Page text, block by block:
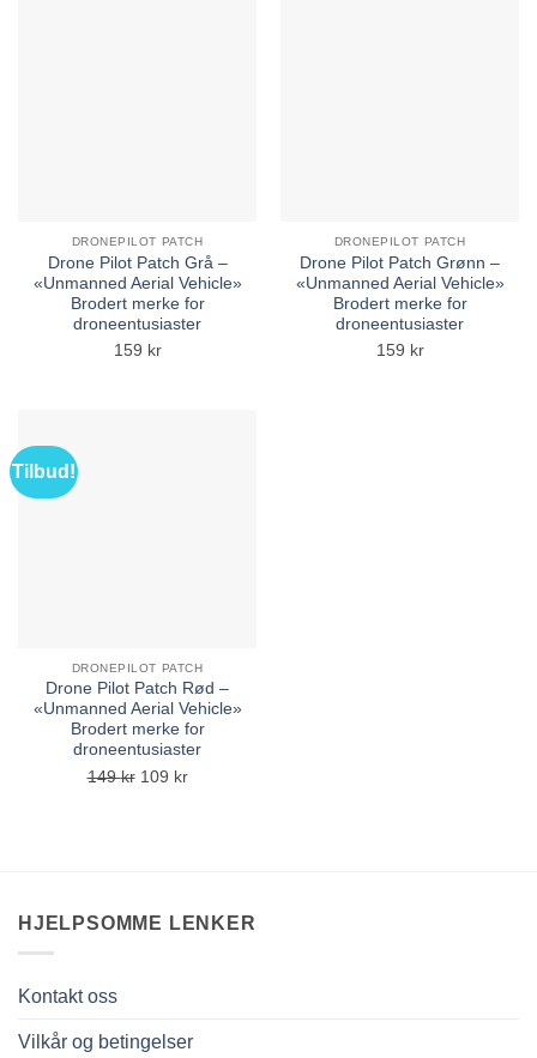
DRONEPILOT PATCH
Drone Pilot Patch Grå –
«Unmanned Aerial Vehicle»
Brodert merke for
droneentusiaster
159 kr
DRONEPILOT PATCH
Drone Pilot Patch Grønn –
«Unmanned Aerial Vehicle»
Brodert merke for
droneentusiaster
159 kr
Tilbud!
DRONEPILOT PATCH
Drone Pilot Patch Rød –
«Unmanned Aerial Vehicle»
Brodert merke for
droneentusiaster
149kr Opprinnelig
109 krNåværende
HJELPSOMME LENKER
Kontakt oss
Vilkår og betingelser